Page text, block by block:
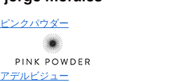
ピンクパウダー
アデルビジュー